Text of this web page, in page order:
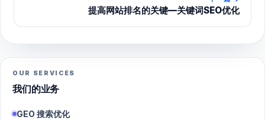
提高网站排名的关键—关键词SEO优化
OUR SERVICES
我们的业务
GEO 搜索优化